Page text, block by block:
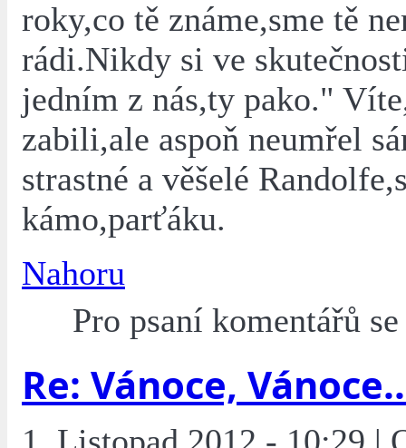
roky,co tě známe,sme tě
rádi.Nikdy si ve
jedním z nás,ty pako."
zabili,ale aspoň neumřel
strastné a věšelé
kámo,parťáku.
Nahoru
Pro psaní komentářů
Re: Vánoce,